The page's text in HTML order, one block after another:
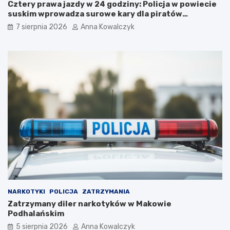
e
u
s
z
–
p
o
w
ó
t
d
o
l
:
N
r
a
k
c
j
n
a
h
o
Cztery prawa jazdy w 24 godziny: Policja w powiecie
suskim wprowadza surowe kary dla piratów
drogowych!
7 sierpnia 2026 Anna Kowalczyk
NARKOTYKI POLICJA ZATRZYMANIA
Zatrzymany diler narkotyków w Makowie
Podhalańskim
5 sierpnia 2026 Anna Kowalczyk